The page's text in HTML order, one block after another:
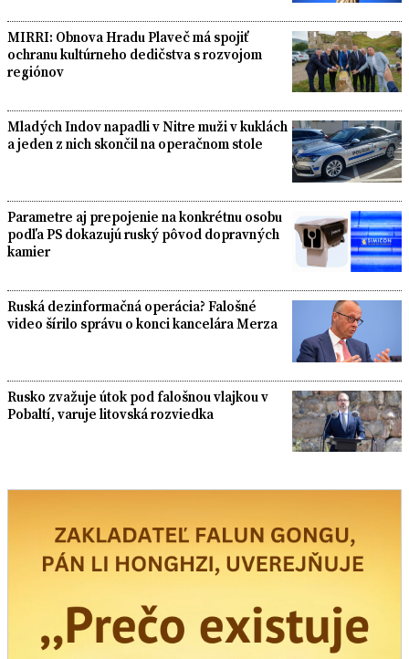
MIRRI: Obnova Hradu Plaveč má spojiť
ochranu kultúrneho dedičstva s rozvojom
regiónov
Mladých Indov napadli v Nitre muži v kuklách
a jeden z nich skončil na operačnom stole
Parametre aj prepojenie na konkrétnu osobu
podľa PS dokazujú ruský pôvod dopravných
kamier
Ruská dezinformačná operácia? Falošné
video šírilo správu o konci kancelára Merza
Rusko zvažuje útok pod falošnou vlajkou v
Pobaltí, varuje litovská rozviedka